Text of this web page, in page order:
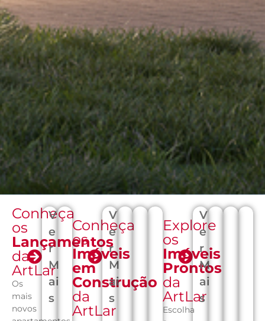
Conheça
os
Lançamentos
da
ArtLar
Os
mais
novos
V
e
r
M
ai
s
Conheça
os
Imóveis
em
Construção
da
ArtLar
V
e
r
M
ai
s
Explore
os
Imóveis
Prontos
da
ArtLar
Escolha
V
e
r
M
ai
s